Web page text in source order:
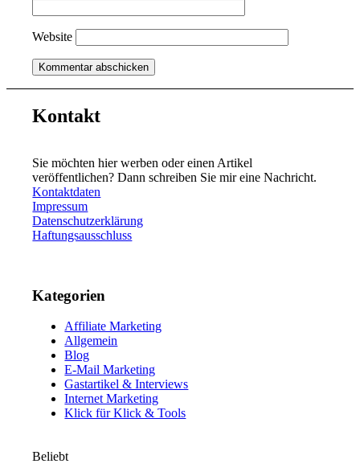
Website
Kontakt
Sie möchten hier werben oder einen Artikel
veröffentlichen? Dann schreiben Sie mir eine Nachricht.
Kontaktdaten
Impressum
Datenschutzerklärung
Haftungsausschluss
Kategorien
Affiliate Marketing
Allgemein
Blog
E-Mail Marketing
Gastartikel & Interviews
Internet Marketing
Klick für Klick & Tools
Beliebt